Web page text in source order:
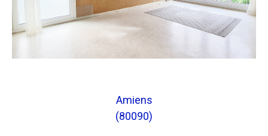
Amiens
(80090)